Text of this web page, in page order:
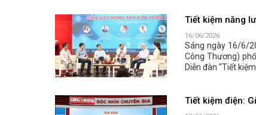
Tiết kiệm năng
16/06/2026
Sáng ngày 16/6/
Công Thương)
Diễn đàn "Tiết
Tiết kiệm điện: